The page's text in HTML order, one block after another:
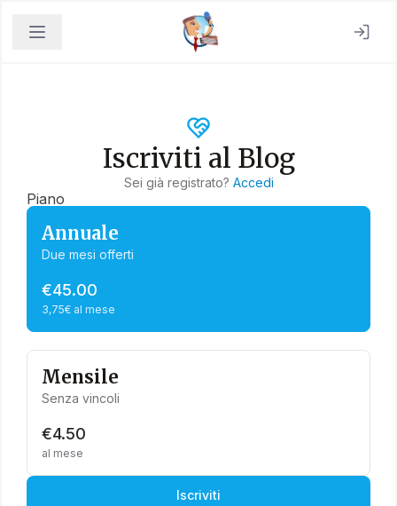
Iscriviti al Blog
Sei già registrato? Accedi
Piano
Annuale
Due mesi offerti
€45.00
3,75€ al mese
Mensile
Senza vincoli
€4.50
al mese
Iscriviti